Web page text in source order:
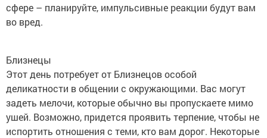
сфере – планируйте, импульсивные реакции будут вам
во вред.
Близнецы
Этот день потребует от Близнецов особой
деликатности в общении с окружающими. Вас могут
задеть мелочи, которые обычно вы пропускаете мимо
ушей. Возможно, придется проявить терпение, чтобы не
испортить отношения с теми, кто вам дорог. Некоторые